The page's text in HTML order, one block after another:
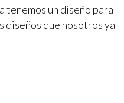
tenemos un diseño para
diseños que nosotros ya